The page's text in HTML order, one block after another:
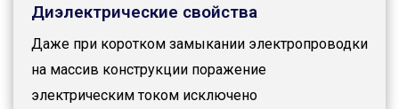
Диэлектрические свойства
Даже при коротком замыкании электропроводки
на массив конструкции поражение
электрическим током исключено